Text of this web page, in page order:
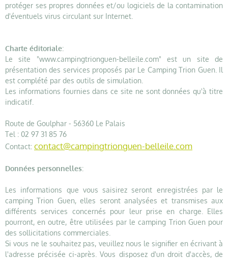
protéger ses propres données et/ou logiciels de la contamination
d'éventuels virus circulant sur Internet.
Charte éditoriale:
Le site "www.campingtrionguen-belleile.com" est un site de
présentation des services proposés par Le Camping Trion Guen. Il
est complété par des outils de simulation.
Les informations fournies dans ce site ne sont données qu'à titre
indicatif.
Route de Goulphar - 56360 Le Palais
Tel : 02 97 31 85 76
Contact: contact@campingtrionguen-belleile.com
Données personnelles:
Les informations que vous saisirez seront enregistrées par le
camping Trion Guen, elles seront analysées et transmises aux
différents services concernés pour leur prise en charge. Elles
pourront, en outre, être utilisées par le camping Trion Guen pour
des sollicitations commerciales.
Si vous ne le souhaitez pas, veuillez nous le signifier en écrivant à
l'adresse précisée ci-après. Vous disposez d'un droit d'accès, de